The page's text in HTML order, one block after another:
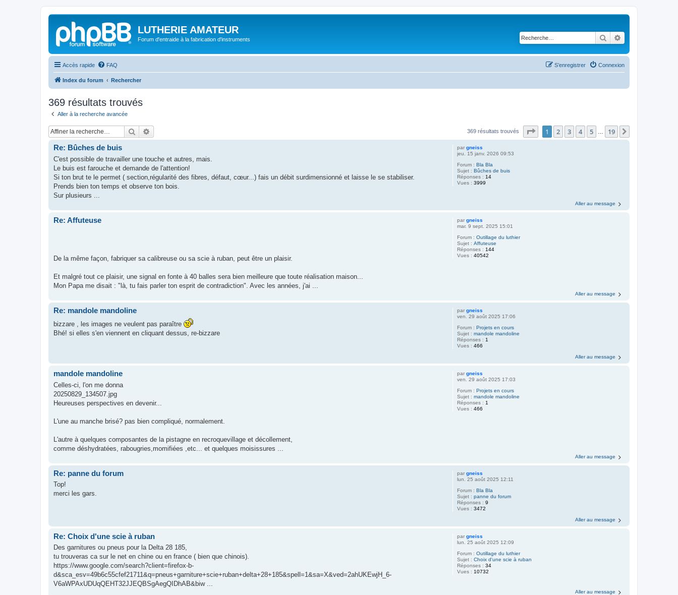
LUTHERIE AMATEUR
Forum d'entraide à la fabrication d'instruments Rechercher
Accès rapide FAQ Connexion
S’enregistrer
Index du forum Rechercher
369 résultats trouvés
Aller à la recherche avancée
Rechercher 369 résultats trouvés Page sur19
1 2 3 4 5 19
pargneiss
jeu. 15 janv. 2026 09:53
Forum :Bla Bla
Sujet :Bûches de buis
Réponses : 14
Vues :3999
Re: Bûches de buis
C'est possible de travailler une touche et autres, mais.
Le buis est farouche et demande de l'attention!
Si ton brut te le permet ( section,régularité des fibres, défaut, cœur...) fais un débit surdimensionné et laisse le se stabiliser.
Prends bien ton temps et observe ton bois.
Sur plusieurs ...
Aller au message
pargneiss
mar. 9 sept. 2025 15:01
Forum :Outillage du luthier
Sujet :Affuteuse
Réponses : 144
Vues :40542
Re: Affuteuse
De la même façon, fabriquer sa calibreuse ou sa scie à ruban, peut être un plaisir.
Et malgré tout ce plaisir, une signal en fonte à 40 balles sera bien meilleure que toute réalisation maison...
Mon Papa me disait : "là, tu fais parler ton esprit de contradiction". Avec les années, j'ai ...
Aller au message
pargneiss
ven. 29 août 2025 17:06
Forum :Projets en cours
Sujet :mandole mandoline
Réponses : 1
Vues :466
Re: mandole mandoline
bizzare , les images ne veulent pas paraître
Bhé! si elles s'en viennent en cliquant dessus, re-bizzare
Aller au message
pargneiss
ven. 29 août 2025 17:03
Forum :Projets en cours
Sujet :mandole mandoline
Réponses : 1
Vues :466
mandole mandoline
Celles-ci, l'on me donna
20250829_134507.jpg
Heureuses perspectives en devenir...
L'une au manche brisé? pas bien compliqué, normalement.
L'autre à quelques composantes de la pistagne en recroquevillage et décollement,
comme déshydratées, rabougries,momifiées ,etc... et quelques moisissures ...
Aller au message
pargneiss
lun. 25 août 2025 12:11
Forum :Bla Bla
Sujet :panne du forum
Réponses :9
Vues :3472
Re: panne du forum
Top!
merci les gars.
Aller au message
pargneiss
lun. 25 août 2025 12:09
Forum :Outillage du luthier
Sujet :Choix d'une scie à ruban
Réponses :34
Vues : 10732
Re: Choix d'une scie à ruban
Des garnitures ou pneus pour la Delta 28 185,
tu trouveras ca sur le net en chine ou en france ( bien que chinois).
https://www.google.com/search?client=firefox-b-
d&sca_esv=49b6c55cfef21711&q=pneus+garniture+scie+ruban+delta+28+185&spell=1&sa=X&ved=2ahUKEwjH_6-
V6aWPAxUDUqQEHT32JJEQBSgAegQIDhAB&biw ...
Aller au message